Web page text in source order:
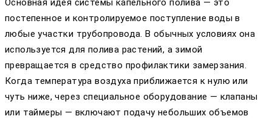
Основная идея системы капельного полива — это
постепенное и контролируемое поступление воды в
любые участки трубопровода. В обычных условиях она
используется для полива растений, а зимой
превращается в средство профилактики замерзания.
Когда температура воздуха приближается к нулю или
чуть ниже, через специальное оборудование — клапаны
или таймеры — включают подачу небольших объемов